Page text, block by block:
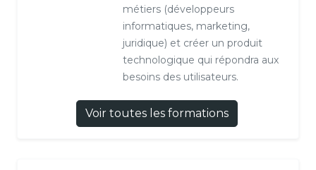
métiers (développeurs
informatiques, marketing,
juridique) et créer un produit
technologique qui répondra aux
besoins des utilisateurs.
Voir toutes les formations